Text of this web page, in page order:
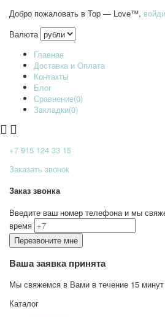
Добро пожаловать в Top — Love™,
Валюта
Главная
Доставка и Оплата
Контакты
Блог
Сравнение(0)
Закладки(0)
+7 915 124 33 15
Заказать звонок
Заказ звонка
Введите ваш номер телефона и мы
время
Ваша заявка принята
Мы свяжемся в Вами в течение 15 минут
Каталог